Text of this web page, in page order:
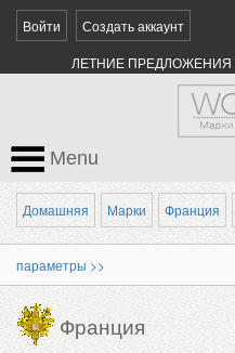
Войти Создать аккаунт
ЛЕТНИЕ ПРЕДЛОЖЕНИЯ
Menu
Домашняя Марки Франция
параметры >>
Франция